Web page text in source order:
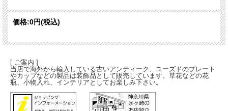
価格:0円(税込)
[ ご案内 ]
当店で海外から輸入している古いアンティーク、ユーズドのプレート
やカップなどの製品は装飾品として販売しています。草花などの花
瓶、小物入れ、インテリアとしてお楽しみ下さい。